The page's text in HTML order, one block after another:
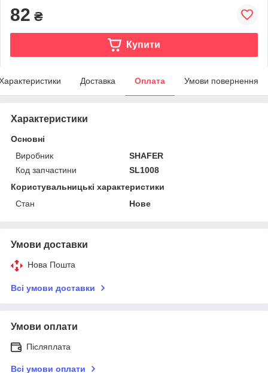
82 ₴
Купити
Доставка Оплата Умови повернення
Характеристики
Основні
Виробник
SHAFER
Код запчастини
SL1008
Користувальницькі характеристики
Стан
Нове
Умови доставки
Нова Пошта
Всі умови доставки
Умови оплати
Післяплата
Всі умови оплати